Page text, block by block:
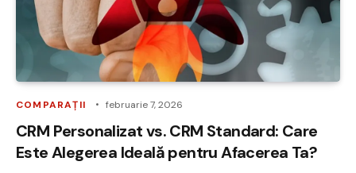
COMPARAȚII februarie 7, 2026
CRM Personalizat vs. CRM Standard: Care
Este Alegerea Ideală pentru Afacerea Ta?